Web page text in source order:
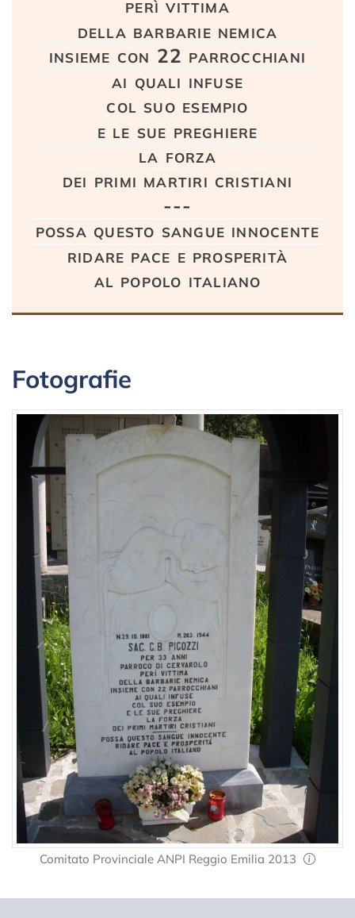
perì vittima
della barbarie nemica
insieme con 22 parrocchiani
ai quali infuse
col suo esempio
e le sue preghiere
la forza
dei primi martiri cristiani
---
possa questo sangue innocente
ridare pace e prosperità
al popolo italiano
Fotografie
Comitato Provinciale ANPI Reggio Emilia 2013